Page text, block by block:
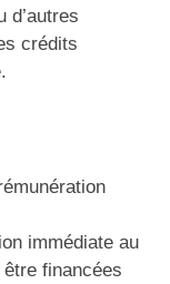
d’autres
crédits
immédiate au
financées